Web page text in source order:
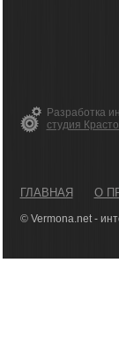
Разработка
студия
ГЛАВНАЯ О
© Vermona.net -